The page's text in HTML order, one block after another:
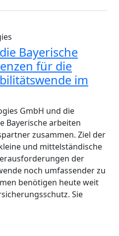
Bayerische
für die
im
GmbH und die
Bayerische arbeiten
zusammen. Ziel der
und mittelständische
der
noch umfassender zu
benötigen heute weit
Sie